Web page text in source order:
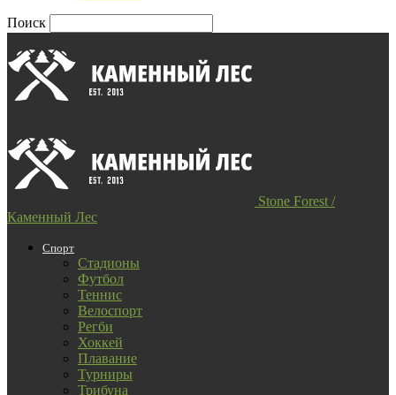
Поиск
Stone Forest /
Каменный Лес
Спорт
Стадионы
Футбол
Теннис
Велоспорт
Регби
Хоккей
Плавание
Турниры
Трибуна